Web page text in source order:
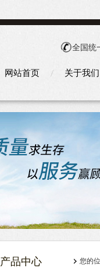
全国统
网站首页 关于我们
产品中心 您的